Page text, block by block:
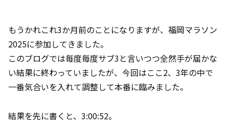
もうかれこれ3か月前のことになりますが、福岡マラソン
2025に参加してきました。
このブログでは毎度毎度サブ3と言いつつ全然手が届かな
い結果に終わっていましたが、今回はここ2、3年の中で
一番気合いを入れて調整して本番に臨みました。
結果を先に書くと、3:00:52。